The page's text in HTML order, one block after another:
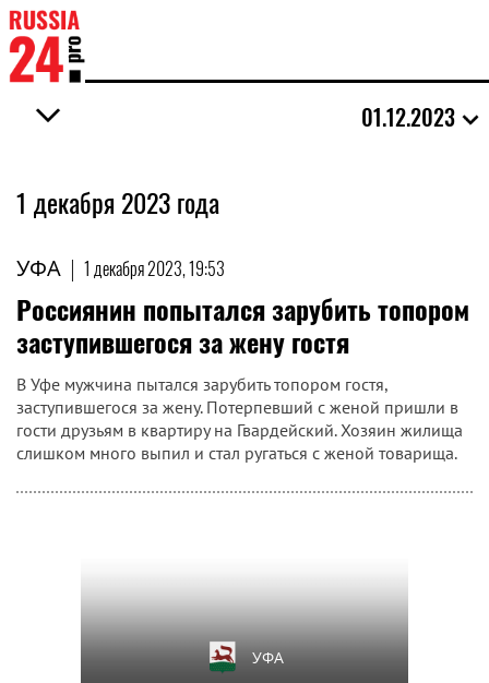
01.12.2023
1 декабря 2023 года
УФА | 1 декабря 2023, 19:53
Россиянин попытался зарубить топором
заступившегося за жену гостя
В Уфе мужчина пытался зарубить топором гостя,
заступившегося за жену. Потерпевший с женой пришли в
гости друзьям в квартиру на Гвардейский. Хозяин жилища
слишком много выпил и стал ругаться с женой товарища.
УФА